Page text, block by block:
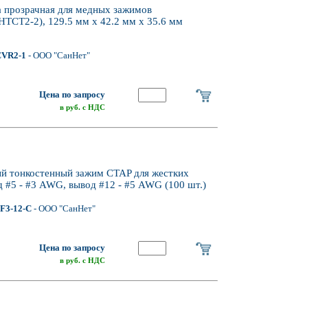
для медных зажимов
HTCT2-2), 129.5 мм х 42.2 мм х 35.6 мм
1 - ООО "СанНет"
Цена по запросу
в руб. с НДС
зажим CTAP для жестких
#5 - #3 AWG, вывод #12 - #5 AWG (100 шт.)
12-C - ООО "СанНет"
Цена по запросу
в руб. с НДС